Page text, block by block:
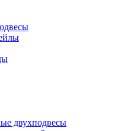
двухподвесы